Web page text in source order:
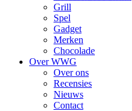
Grill
Spel
Gadget
Merken
Chocolade
Over WWG
Over ons
Recensies
Nieuws
Contact